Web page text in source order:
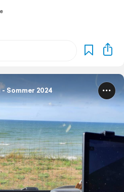
Sommer 2024